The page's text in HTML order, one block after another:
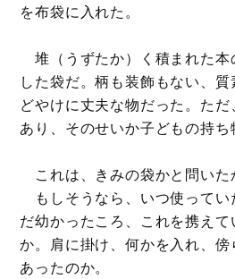
を布袋に入れた。
堆（うずたか）く積まれた本
した袋だ。柄も装飾もない、
どやけに丈夫な物だった。た
あり、そのせいか子どもの持ち
これは、きみの袋かと問いた
もしそうなら、いつ使ってい
だ幼かったころ、これを携え
か。肩に掛け、何かを入れ、
あったのか。